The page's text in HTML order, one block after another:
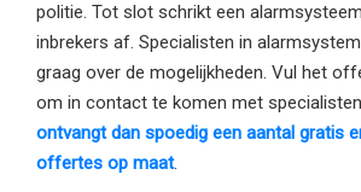
politie. Tot slot schrikt een
inbrekers af. Specialisten in
graag over de mogelijkheden. Vul het
om in contact te komen met
ontvangt dan spoedig een aantal gratis
offertes op maat.